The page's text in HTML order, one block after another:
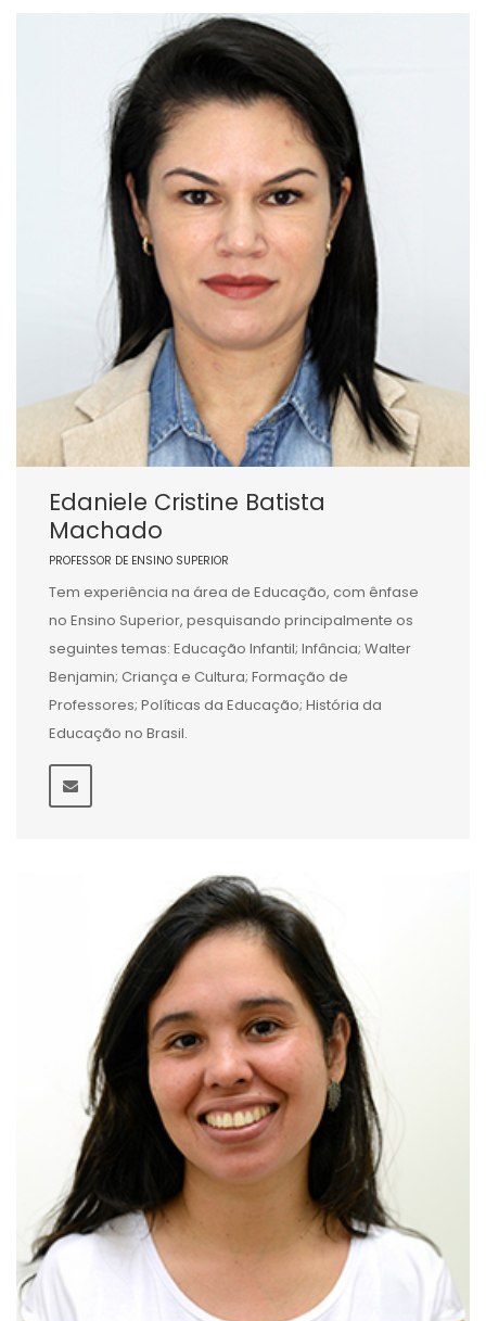
Edaniele Cristine Batista
Machado
PROFESSOR DE ENSINO SUPERIOR
Tem experiência na área de Educação, com ênfase
no Ensino Superior, pesquisando principalmente os
seguintes temas: Educação Infantil; Infância; Walter
Benjamin; Criança e Cultura; Formação de
Professores; Políticas da Educação; História da
Educação no Brasil.